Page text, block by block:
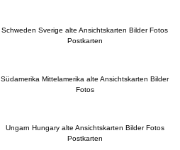
Schweden Sverige alte Ansichtskarten Bilder Fotos
Postkarten
Südamerika Mittelamerika alte Ansichtskarten Bilder
Fotos
Ungarn Hungary alte Ansichtskarten Bilder Fotos
Postkarten